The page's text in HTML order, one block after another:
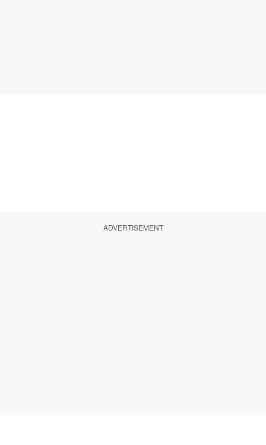
ADVERTISEMENT